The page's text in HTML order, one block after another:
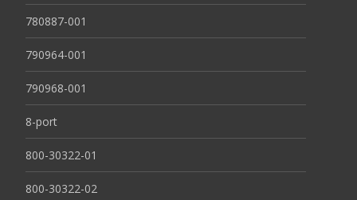
780887-001
790964-001
790968-001
8-port
800-30322-01
800-30322-02